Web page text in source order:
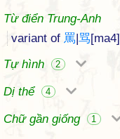
Từ điển Trung-Anh
variant of 罵|骂[ma4]
Tự hình
2
Dị thể 4
Chữ gần giống 1